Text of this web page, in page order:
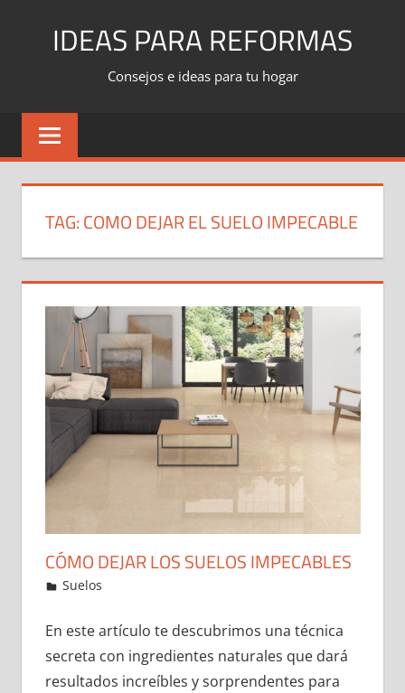
IDEAS PARA REFORMAS
Consejos e ideas para tu hogar
TAG:COMO DEJAR EL SUELO IMPECABLE
CÓMO DEJAR LOS SUELOS IMPECABLES
30 de December de 2021
ideas2021
Suelos
En este artículo te descubrimos una técnica
secreta con ingredientes naturales que dará
resultados increíbles y sorprendentes para